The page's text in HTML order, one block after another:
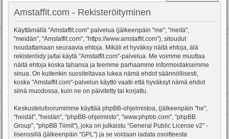
Amstaffit.com - Rekisteröityminen
Käyttämällä "Amstaffit.com" palvelua (jälkeenpäin "me", "meitä",
"meidän", "Amstaffit.com", "https://www.amstaffit.com"), sitoudut
noudattamaan seuraavia ehtoja. Mikäli et hyväksy näitä ehtoja, älä
rekisteröidy ja/tai käytä "Amstaffit.com"-palvelua. Me voimme muuttaa
näitä ehtoja koska tahansa ja teemme parhaamme informoidaksemme
sinua. On kuitenkin suositeltavaa lukea nämä ehdot säännöllisesti,
koska "Amstaffit.com"-palvelun käyttö vaatii että hyväksyt nämä ehdot
siinä muodossa, kuin ne on päivitetty tai korjattu.
Keskustelufoorumimme käyttää phpBB-ohjelmistoa, (jälkeenpäin "he",
"heidät", "heidän", "phpBB-ohjelmisto", "www.phpbb.com", "phpBB
Group", "phpBB Tiimit"), joka on julkaistu "General Public License v2" -
lisenssillä (jälkeenpäin "GPL") ja se voidaan ladata osoitteesta